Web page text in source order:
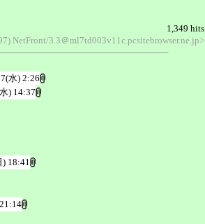
1,349 hits
NetFront/3.3＠ml7td003v11c.pcsitebrowser.ne.jp>
水) 2:26
) 14:37
18:41